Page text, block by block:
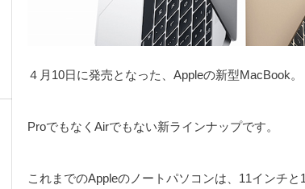
４月10日に発売となった、Appleの新型MacBook。
ProでもなくAirでもない新ラインナップです。
これまでのAppleのノートパソコンは、11インチ